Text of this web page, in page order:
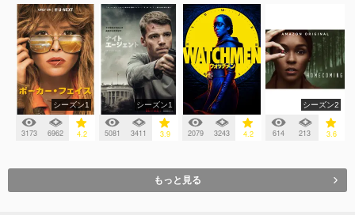
シーズン1
3173 6962 4.2
シーズン1
5081 3411 3.9 2079 3243 4.2
シーズン2
614 213 3.6
もっと見る